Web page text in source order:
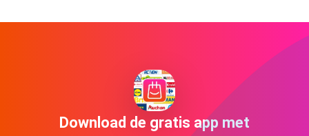
Download de gratis app met